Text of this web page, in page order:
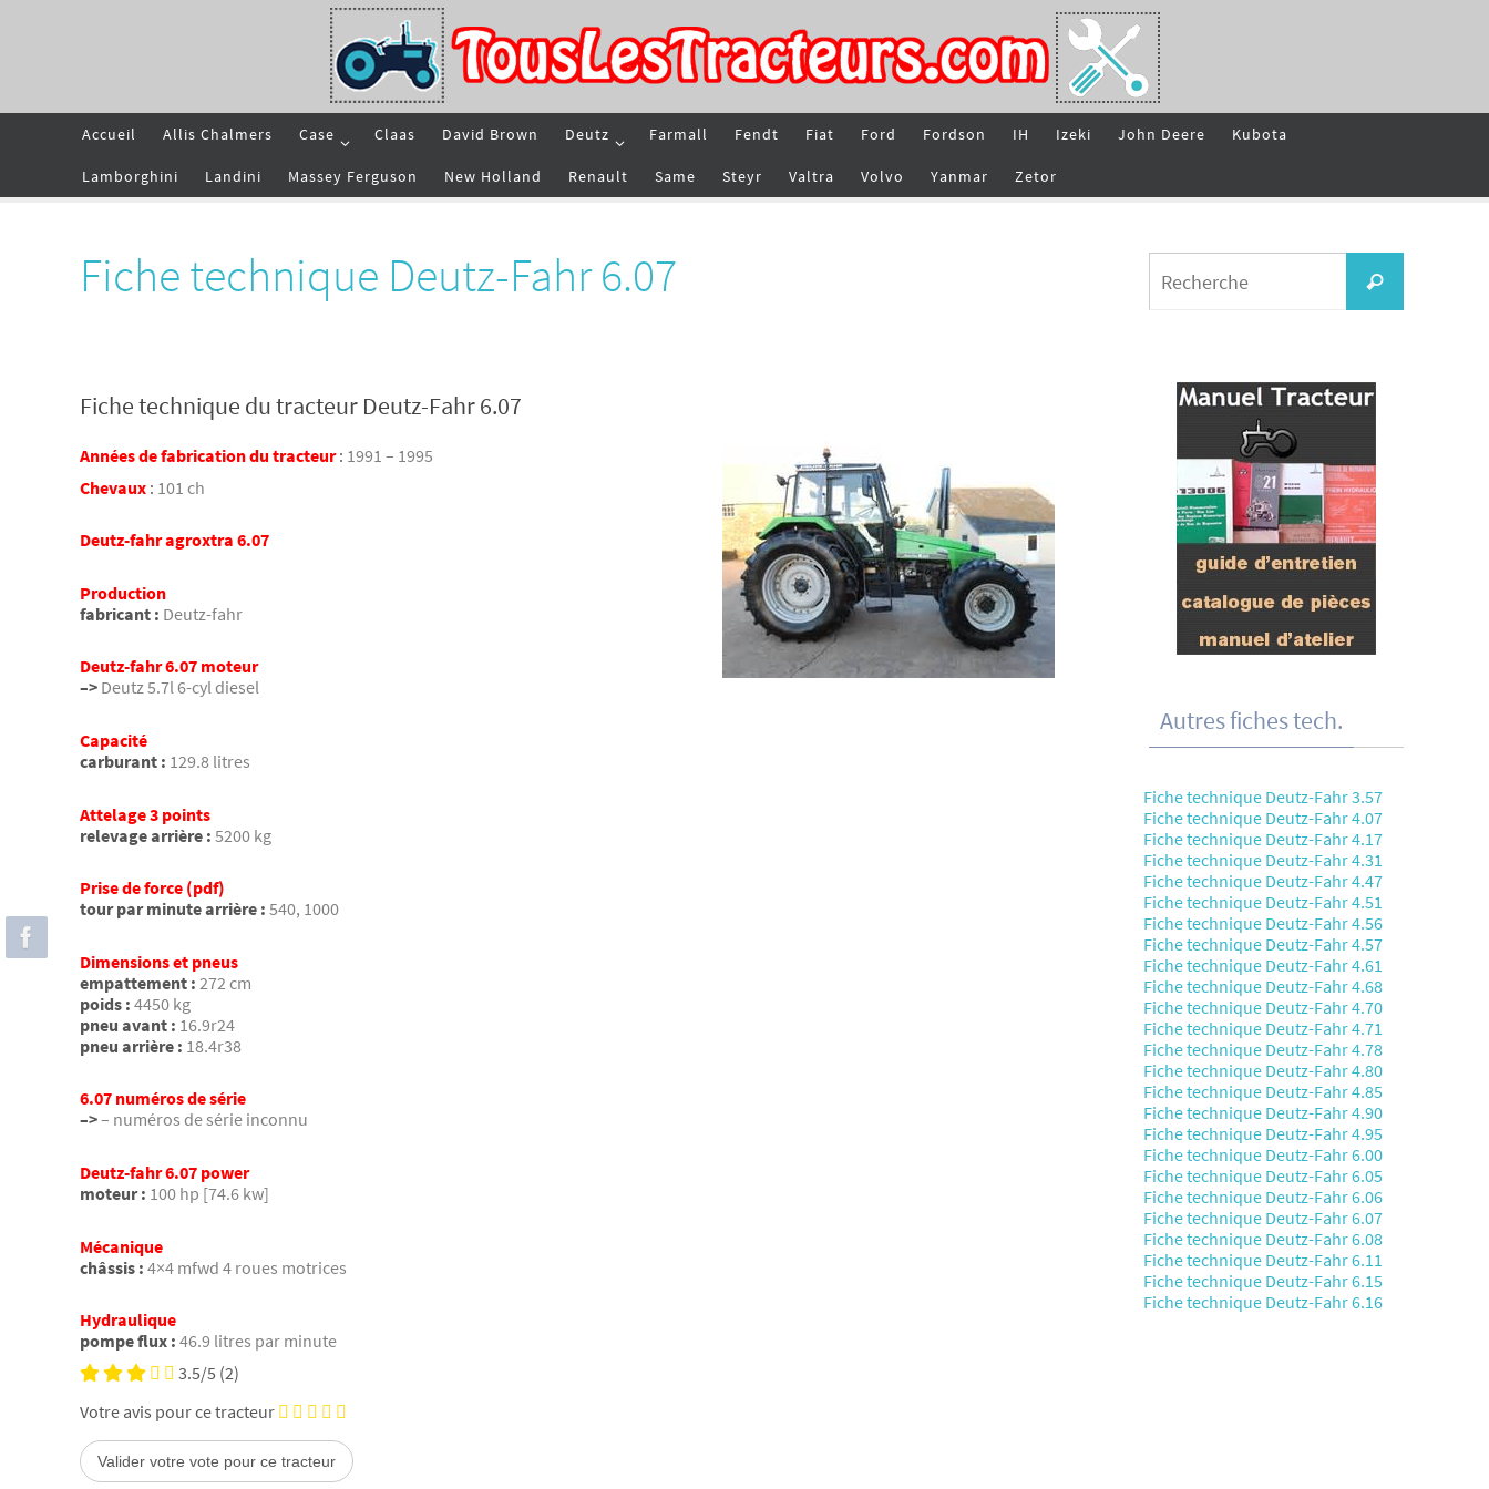
Accueil Allis Chalmers Case Claas David Brown Deutz Farmall Fendt Fiat Ford Fordson IH Izeki John Deere Kubota
Lamborghini Landini Massey Ferguson New Holland Renault Same Steyr Valtra Volvo Yanmar Zetor
Fiche technique Deutz-Fahr 6.07
Fiche technique du tracteur Deutz-Fahr 6.07
Années de fabrication du tracteur: 1991 – 1995
Chevaux : 101 ch
Deutz-fahr agroxtra 6.07
Production
fabricant : Deutz-fahr
Deutz-fahr 6.07 moteur
–> Deutz 5.7l 6-cyl diesel
Capacité
carburant : 129.8 litres
Attelage 3 points
relevage arrière : 5200 kg
Prise de force (pdf)
tour par minute arrière : 540, 1000
Dimensions et pneus
empattement : 272 cm
poids : 4450 kg
pneu avant : 16.9r24
pneu arrière : 18.4r38
6.07 numéros de série
–>– numéros de série inconnu
Deutz-fahr 6.07 power
moteur : 100 hp [74.6 kw]
Mécanique
châssis : 4×4 mfwd 4 roues motrices
Hydraulique
pompe flux : 46.9 litres par minute
3.5/5 (2)
Votre avis pour ce tracteur
Recherche
Autres fiches tech.
Fiche technique Deutz-Fahr 3.57
Fiche technique Deutz-Fahr 4.07
Fiche technique Deutz-Fahr 4.17
Fiche technique Deutz-Fahr 4.31
Fiche technique Deutz-Fahr 4.47
Fiche technique Deutz-Fahr 4.51
Fiche technique Deutz-Fahr 4.56
Fiche technique Deutz-Fahr 4.57
Fiche technique Deutz-Fahr 4.61
Fiche technique Deutz-Fahr 4.68
Fiche technique Deutz-Fahr 4.70
Fiche technique Deutz-Fahr 4.71
Fiche technique Deutz-Fahr 4.78
Fiche technique Deutz-Fahr 4.80
Fiche technique Deutz-Fahr 4.85
Fiche technique Deutz-Fahr 4.90
Fiche technique Deutz-Fahr 4.95
Fiche technique Deutz-Fahr 6.00
Fiche technique Deutz-Fahr 6.05
Fiche technique Deutz-Fahr 6.06
Fiche technique Deutz-Fahr 6.07
Fiche technique Deutz-Fahr 6.08
Fiche technique Deutz-Fahr 6.11
Fiche technique Deutz-Fahr 6.15
Fiche technique Deutz-Fahr 6.16